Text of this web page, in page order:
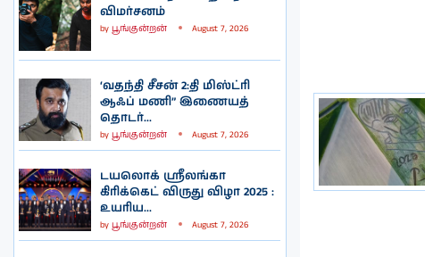
விமர்சனம்
by பூங்குன்றன் August 7, 2026
‘வதந்தி சீசன் 2:தி மிஸ்ட்ரி
ஆஃப் மணி” இணையத்
தொடர்...
by பூங்குன்றன் August 7, 2026
டயலொக் ஸ்ரீலங்கா
கிரிக்கெட் விருது விழா 2025 :
உயரிய...
by பூங்குன்றன் August 7, 2026